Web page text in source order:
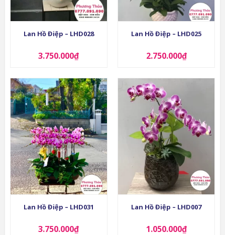
Lan Hồ Điệp – LHD028
3.750.000₫
Lan Hồ Điệp – LHD025
2.750.000₫
Lan Hồ Điệp – LHD031
3.750.000₫
Lan Hồ Điệp – LHD007
1.050.000₫